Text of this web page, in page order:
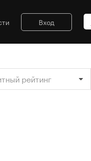
Вход
рейтинг